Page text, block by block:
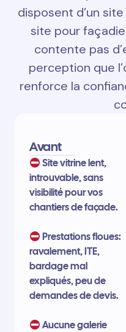
disposent d’un
site pour
contente pas
perception que
renforce la
Avant
Site vitrine lent,
introuvable, sans
visibilité pour vos
chantiers de façade.
Prestations floues:
ravalement, ITE,
bardage mal
expliqués, peu de
demandes de devis.
Aucune galerie